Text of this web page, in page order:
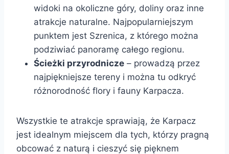
widoki na okoliczne góry, doliny oraz inne
atrakcje naturalne. Najpopularniejszym
punktem jest Szrenica, z którego można
podziwiać panoramę całego regionu.
Ścieżki przyrodnicze – prowadzą przez
najpiękniejsze tereny i można tu odkryć
różnorodność flory i fauny Karpacza.
Wszystkie te atrakcje sprawiają, że Karpacz
jest idealnym miejscem dla tych, którzy pragną
obcować z naturą i cieszyć się pięknem